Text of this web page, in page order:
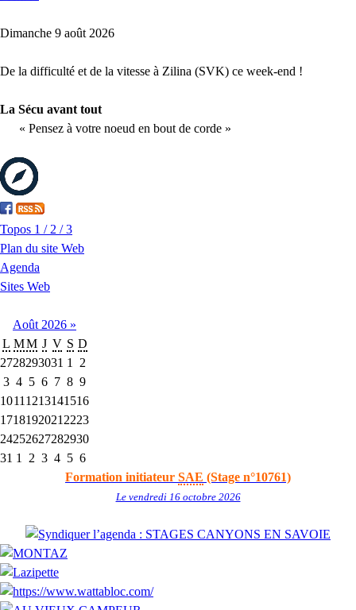
Dimanche 9 août 2026
De la difficulté et de la vitesse à Zilina (SVK) ce week-end !
La Sécu avant tout
« Pensez à votre noeud en bout de corde »
Topos 1 / 2 / 3
Plan du site Web
Agenda
Sites Web
Août 2026 »
L MM J V S D
2728293031 1
2
3 4 5 6 7 8 9
1011 1213141516
1718192021 2223
24252627282930
31 1 2 3 4 5 6
Formation initiateur SAE (Stage n°10761)
Le vendredi 16 octobre 2026